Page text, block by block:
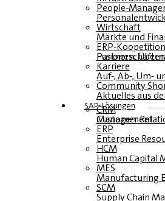
People-
Wirtschaft
Märkte und
ERP-Koopetition
Fusionen, Übernahmen und Partnerschaften
Karriere
Auf-, Ab-, Um-
Community
Aktuelles aus
SAP-Lösungen
CRM
Customer Relationship Management
ERP
Enterprise
HCM
Human Capital
MES
Manufacturing
SCM
Supply Chain